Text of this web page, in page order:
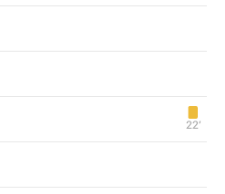
22‎’‎